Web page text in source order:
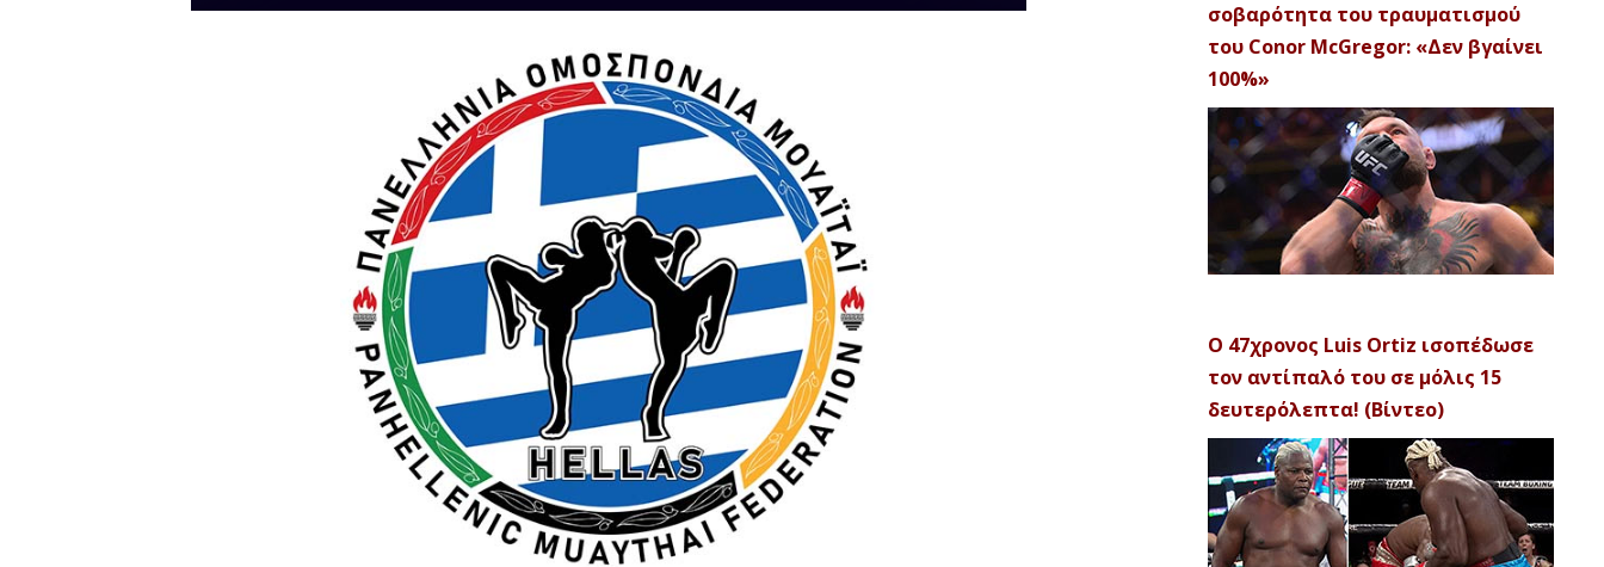
σοβαρότητα του τραυματισμού
του Conor McGregor: «Δεν βγαίνει
100%»
Ο 47χρονος Luis Ortiz ισοπέδωσε
τον αντίπαλό του σε μόλις 15
δευτερόλεπτα! (Βίντεο)